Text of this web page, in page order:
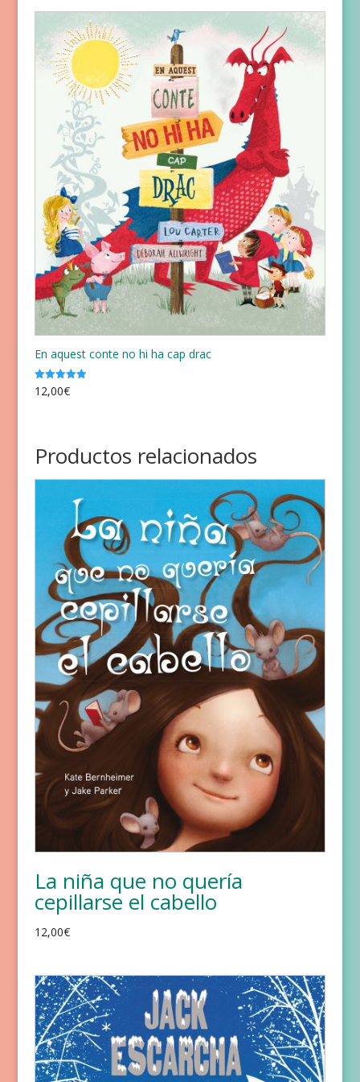
En aquest conte no hi ha cap drac
Valorado
con
12,00€
Productos relacionados
La niña que no quería
cepillarse el cabello
12,00€